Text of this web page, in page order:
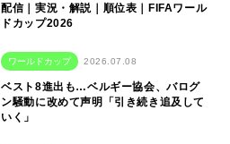
配信｜実況・解説｜順位表｜FIFAワール
ドカップ2026
ワールドカップ 2026.07.08
ベスト8進出も…ベルギー協会、バログ
ン騒動に改めて声明「引き続き追及して
いく」